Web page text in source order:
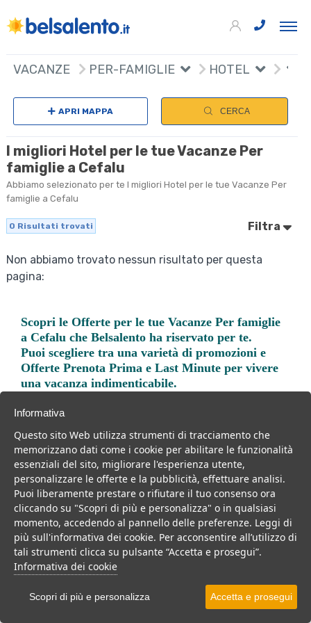
VACANZE PER-FAMIGLIE HOTEL
APRI MAPPA CERCA
I migliori Hotel per le tue Vacanze Per
famiglie a Cefalu
Abbiamo selezionato per te I migliori Hotel per le tue Vacanze Per
famiglie a Cefalu
0 Risultati trovati Filtra
Non abbiamo trovato nessun risultato per questa
pagina:
Scopri leOfferte per le tue Vacanze Per famiglie
a Cefalu che Belsalento ha riservato per te.
Puoi scegliere tra una varietà di promozioni e
Offerte Prenota Prima e Last Minute per vivere
una vacanza indimenticabile.
Trova la soluzione migliore per la tua prossima
vacanza.
Noi di belsalento.it abbiamo selezionato per te le migliori mete, i
migliori servizi, le migliori offerte per il tuo prossimo viaggio.
Informativa
Questo sito Web utilizza strumenti di tracciamento che
memorizzano dati come i cookie per abilitare le funzionalità
essenziali del sito, migliorare l'esperienza utente,
personalizzare le offerte e la pubblicità, effettuare analisi.
Puoi liberamente prestare o rifiutare il tuo consenso ora
cliccando su "Scopri di più e personalizza" o in qualsiasi
momento, accedendo al pannello delle preferenze. Leggi di
più sull'informativa dei cookie. Per acconsentire all’utilizzo di
tali strumenti clicca su pulsante “Accetta e prosegui”.
Informativa dei cookie
Scopri di più e personalizza Accetta e prosegui